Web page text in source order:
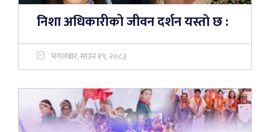
निशा अधिकारीको जीवन दर्शन यस्ताे छ :
मंगलबार, साउन १९, २०८३